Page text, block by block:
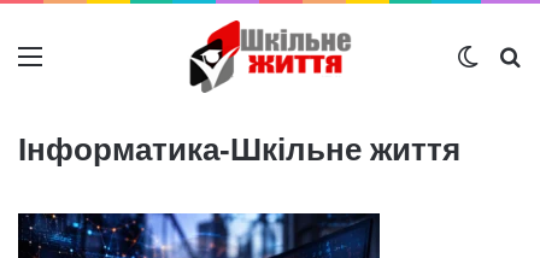
Меню
Інформатика-Шкільне життя